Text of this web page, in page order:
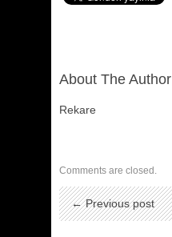
About The Author
Rekare
Comments are closed.
← Previous post